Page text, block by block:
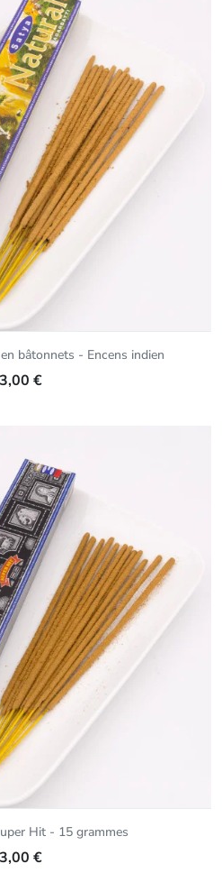
bâtonnets - Encens indien
3,00 €
Hit - 15 grammes
3,00 €